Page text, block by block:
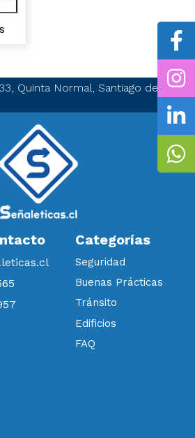
Quinta Normal, Santiago de
Categorías
Seguridad
Buenas Prácticas
Tránsito
Edificios
FAQ